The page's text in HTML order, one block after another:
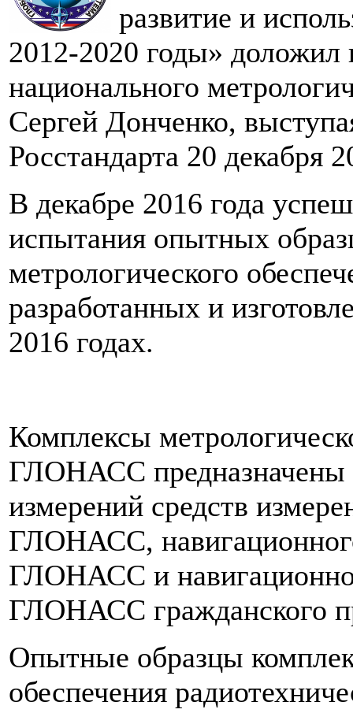
развитие и
2012-2020 годы» доложил
национального
Сергей Донченко,
Росстандарта 20 декабря
В декабре 2016 года
испытания опытных
метрологического
разработанных и
2016 годах.
Комплексы
ГЛОНАСС предназначены
измерений средств
ГЛОНАСС,
ГЛОНАСС и
ГЛОНАСС гражданского
Опытные образцы
обеспечения